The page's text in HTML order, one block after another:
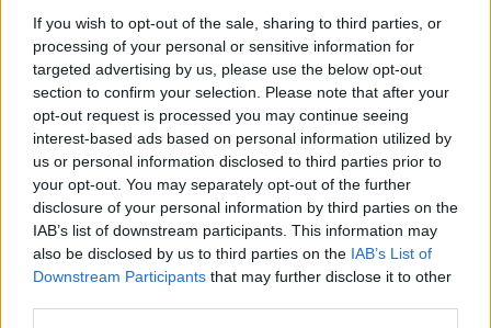
If you wish to opt-out of the sale, sharing to third parties, or
processing of your personal or sensitive information for
targeted advertising by us, please use the below opt-out
section to confirm your selection. Please note that after your
opt-out request is processed you may continue seeing
interest-based ads based on personal information utilized by
us or personal information disclosed to third parties prior to
your opt-out. You may separately opt-out of the further
disclosure of your personal information by third parties on the
IAB’s list of downstream participants. This information may
also be disclosed by us to third parties on the IAB’s List of
Downstream Participants that may further disclose it to other
Blake Lively a Forbes magazin Power Women
koferenciáján
Fotó:Taylor Hill/Getty Images